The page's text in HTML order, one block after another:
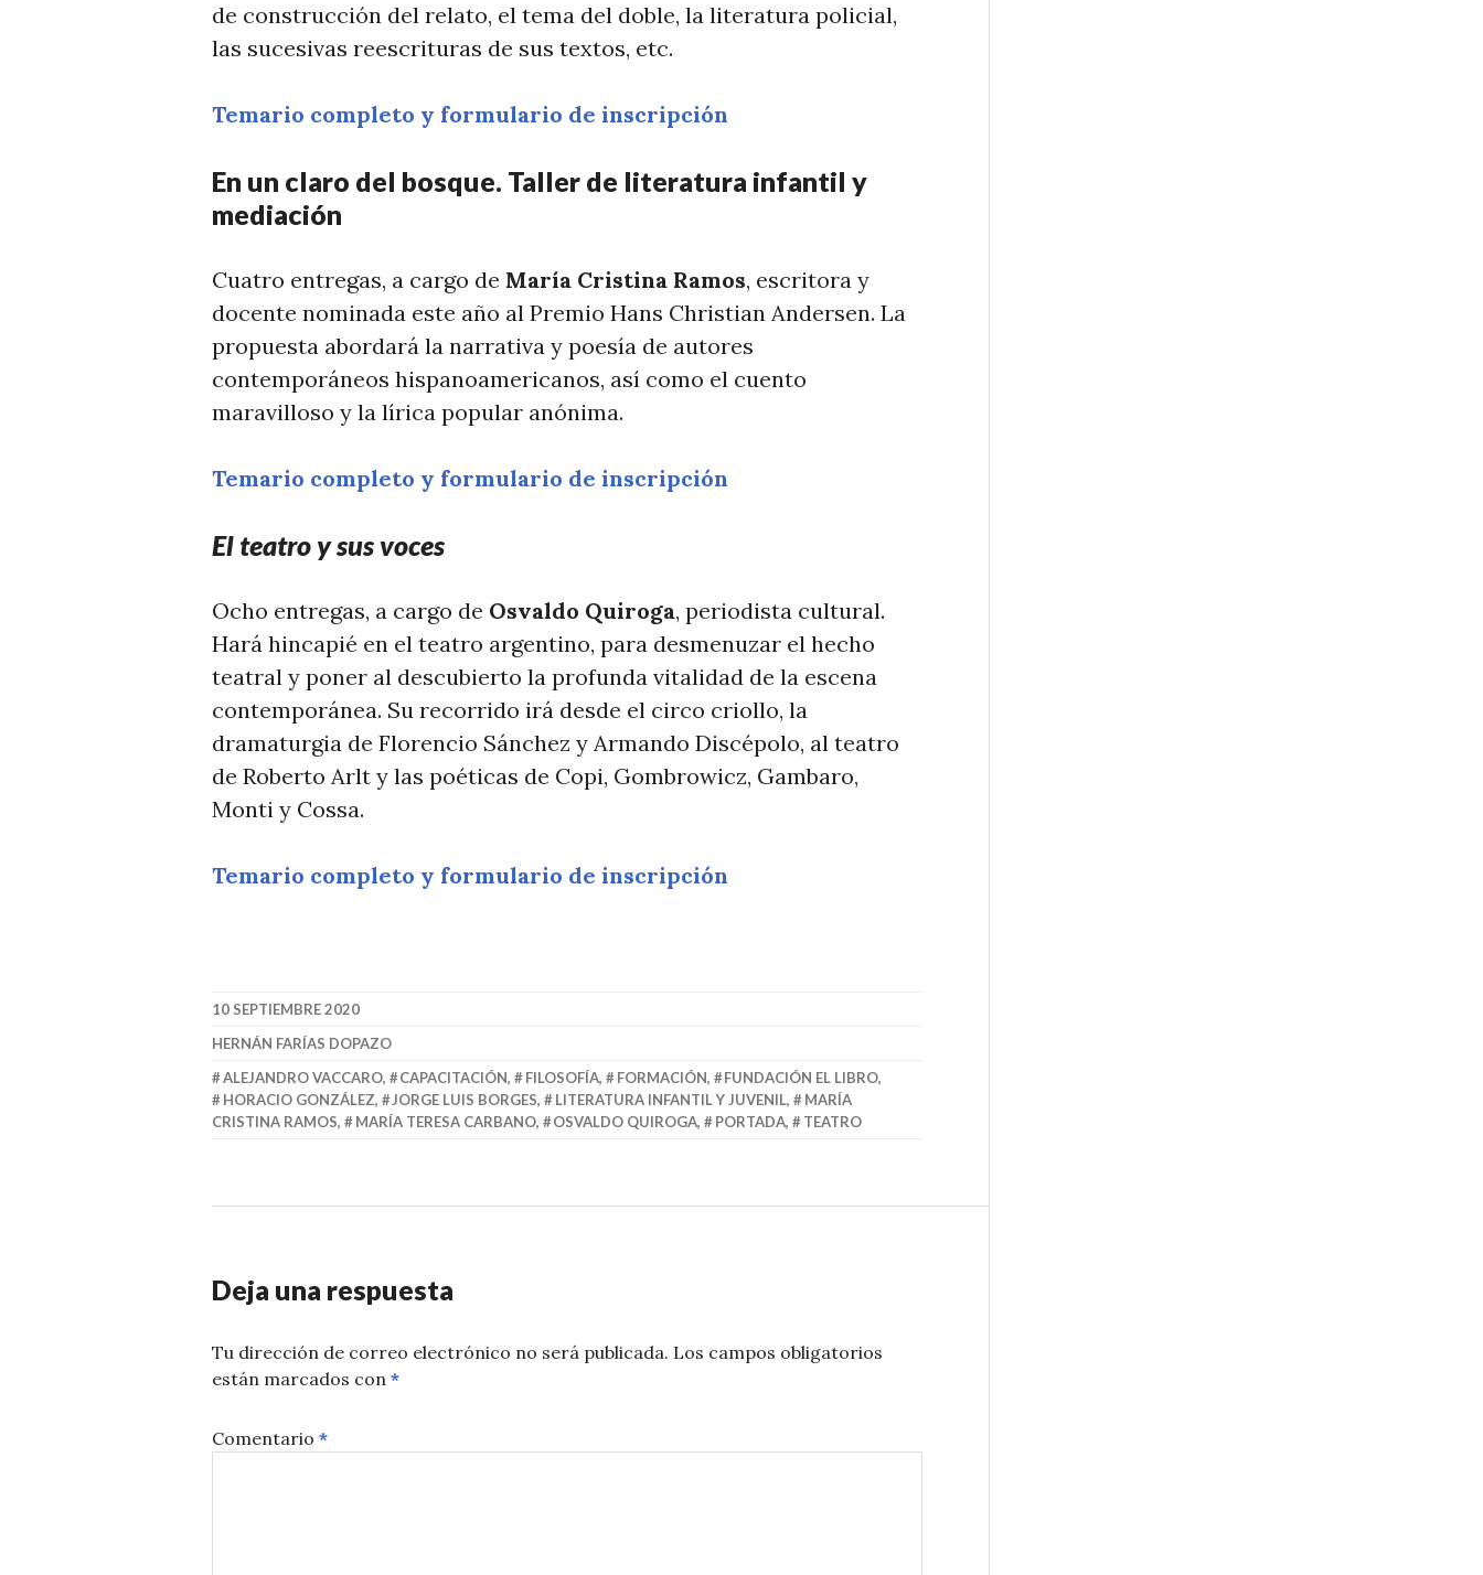
de construcción del relato, el tema del doble, la literatura policial,
las sucesivas reescrituras de sus textos, etc.
Temario completo y formulario de inscripción
En un claro del bosque. Taller de literatura infantil y
mediación
Cuatro entregas, a cargo de María Cristina Ramos, escritora y
docente nominada este año al Premio Hans Christian Andersen. La
propuesta abordará la narrativa y poesía de autores
contemporáneos hispanoamericanos, así como el cuento
maravilloso y la lírica popular anónima.
Temario completo y formulario de inscripción
El teatro y sus voces
Ocho entregas, a cargo de Osvaldo Quiroga, periodista cultural.
Hará hincapié en el teatro argentino, para desmenuzar el hecho
teatral y poner al descubierto la profunda vitalidad de la escena
contemporánea. Su recorrido irá desde el circo criollo, la
dramaturgia de Florencio Sánchez y Armando Discépolo, al teatro
de Roberto Arlt y las poéticas de Copi, Gombrowicz, Gambaro,
Monti y Cossa.
Temario completo y formulario de inscripción
10 SEPTIEMBRE 2020
HERNÁN FARÍAS DOPAZO
ALEJANDRO VACCARO, CAPACITACIÓN, FILOSOFÍA, FORMACIÓN, FUNDACIÓN EL LIBRO,
HORACIO GONZÁLEZ, JORGE LUIS BORGES, LITERATURA INFANTIL Y JUVENIL,
MARÍA
CRISTINA RAMOS, MARÍA TERESA CARBANO, OSVALDO QUIROGA, PORTADA, TEATRO
Deja una respuesta
Tu dirección de correo electrónico no será publicada. Los campos obligatorios
están marcados con *
Comentario *